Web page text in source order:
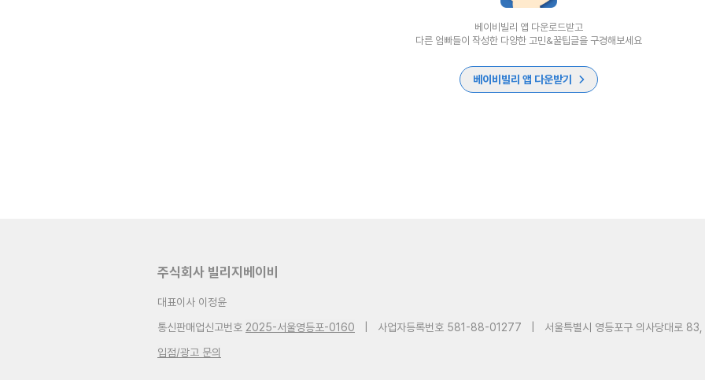
베이비빌리 앱 다운로드받고
다른 엄빠들이 작성한 다양한 고민&꿀팁글을 구경해보세요
베이비빌리 앱 다운받기
주식회사 빌리지베이비
대표이사 이정윤
통신판매업신고번호 2025-서울영등포-0160 사업자등록번호 581-88-01277
서울특별시 영등포구 의사당대로
입점/광고 문의